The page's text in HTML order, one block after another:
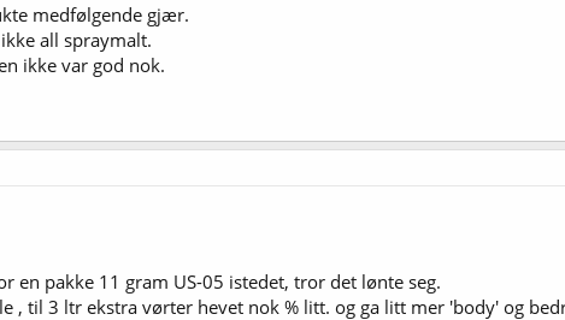
medfølgende gjær.
all spraymalt.
ikke var god nok.
pakke 11 gram US-05 istedet, tror det lønte seg.
, til 3 ltr ekstra vørter hevet nok % litt. og ga litt mer 'body' og